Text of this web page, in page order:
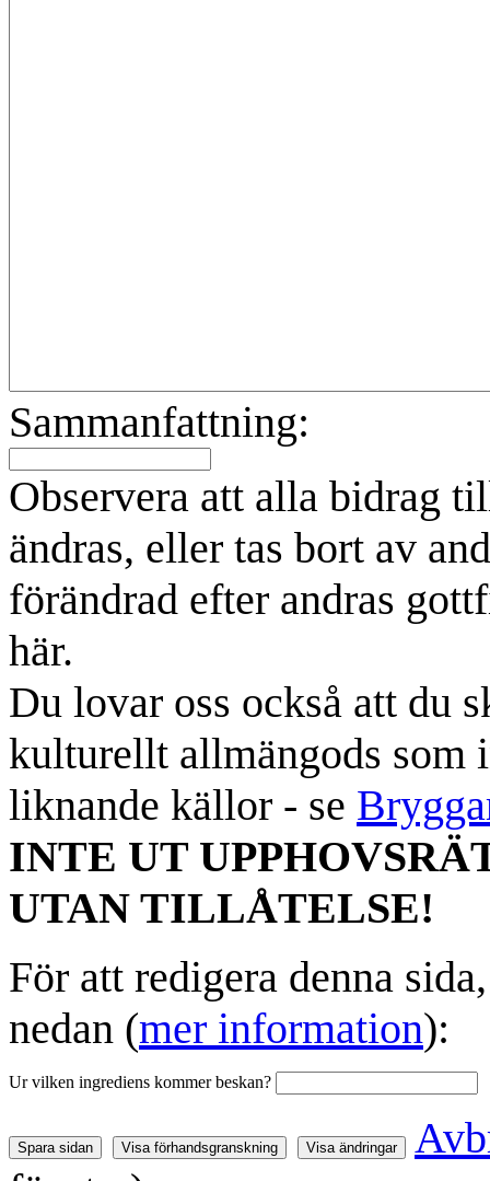
Sammanfattning:
Observera att alla bidrag
ändras, eller tas bort av
förändrad efter andras
här.
Du lovar oss också att du
kulturellt allmängods som
liknande källor - se
INTE UT
UTAN TILLÅTELSE!
För att redigera denna
nedan (mer information):
Ur vilken ingrediens kommer beskan?